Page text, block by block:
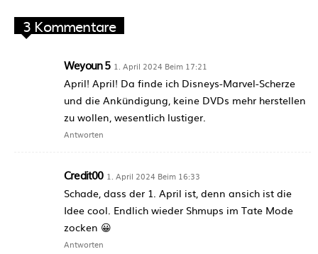
3 Kommentare
Weyoun 5 1. April 2024 Beim 17:21
April! April! Da finde ich Disneys-Marvel-Scherze
und die Ankündigung, keine DVDs mehr herstellen
zu wollen, wesentlich lustiger.
Antworten
Credit00 1. April 2024 Beim 16:33
Schade, dass der 1. April ist, denn ansich ist die
Idee cool. Endlich wieder Shmups im Tate Mode
zocken 😀
Antworten